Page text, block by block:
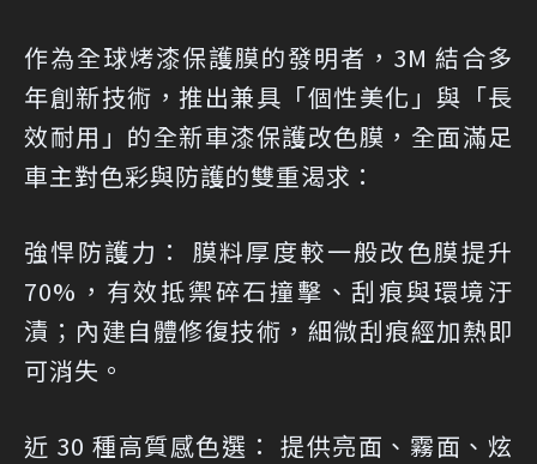
作為全球烤漆保護膜的發明者，3M 結合多
年創新技術，推出兼具「個性美化」與「長
效耐用」的全新車漆保護改色膜，全面滿足
車主對色彩與防護的雙重渴求：
強悍防護力： 膜料厚度較一般改色膜提升
70%，有效抵禦碎石撞擊、刮痕與環境汙
漬；內建自體修復技術，細微刮痕經加熱即
可消失。
近 30 種高質感色選： 提供亮面、霧面、炫